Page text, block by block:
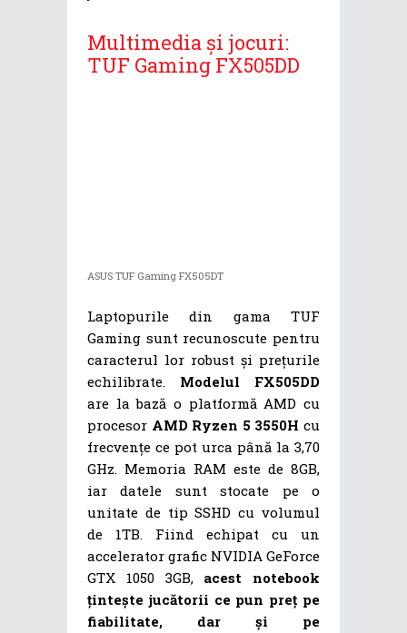
Multimedia și jocuri:
TUF Gaming FX505DD
ASUS TUF Gaming FX505DT
Laptopurile din gama TUF
Gaming sunt recunoscute pentru
caracterul lor robust și prețurile
echilibrate. Modelul FX505DD
are la bază o platformă AMD cu
procesor AMD Ryzen 5 3550H cu
frecvențe ce pot urca până la 3,70
GHz. Memoria RAM este de 8GB,
iar datele sunt stocate pe o
unitate de tip SSHD cu volumul
de 1TB. Fiind echipat cu un
accelerator grafic NVIDIA GeForce
GTX 1050 3GB, acest notebook
țintește jucătorii ce pun preț pe
fiabilitate, dar și pe